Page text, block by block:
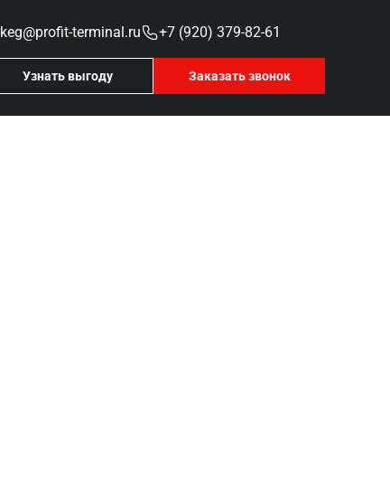
keg@profit-terminal.ru +7 (920) 379-82-61
Узнать выгоду Заказать звонок